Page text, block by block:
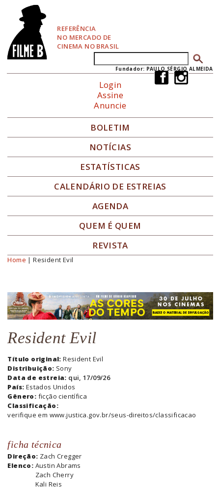
REFERÊNCIA
NO MERCADO DE
CINEMA NO BRASIL
Formulário de busca
Fundador: PAULO SÉRGIO ALMEIDA
Login
Assine
Anuncie
BOLETIM
NOTÍCIAS
ESTATÍSTICAS
CALENDÁRIO DE ESTREIAS
AGENDA
QUEM É QUEM
REVISTA
Você está aqui
Home | Resident Evil
Resident Evil
Título original:Resident Evil
Distribuição: Sony
Data de estreia: qui, 17/09/26
País: Estados Unidos
Gênero: ficção científica
Classificação:
verifique em www.justica.gov.br/seus-direitos/classificacao
ficha técnica
Direção: Zach Cregger
Elenco: Austin Abrams
Zach Cherry
Kali Reis